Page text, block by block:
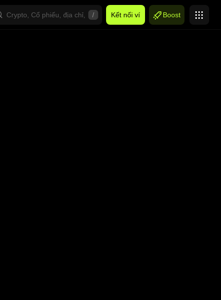
/ Kết nối ví Boost